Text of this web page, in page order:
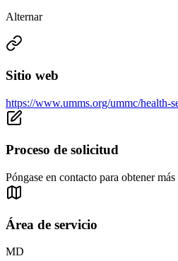
Alternar
Sitio web
https://www.umms.org/ummc/health-
Proceso de solicitud
Póngase en contacto para obtener más
Área de servicio
MD